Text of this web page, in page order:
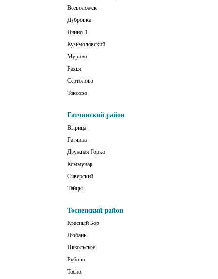
Всеволожск
Дубровка
Янино-1
Кузьмоловский
Мурино
Рахья
Сертолово
Токсово
Гатчинский район
Вырица
Гатчина
Дружная Горка
Коммунар
Сиверский
Тайцы
Тосненский район
Красный Бор
Любань
Никольское
Рябово
Тосно